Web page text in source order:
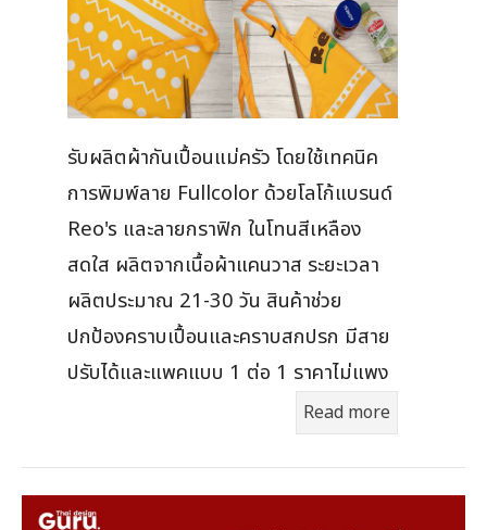
รับผลิตผ้ากันเปื้อนแม่ครัว โดยใช้เทคนิค
การพิมพ์ลาย Fullcolor ด้วยโลโก้แบรนด์
Reo's และลายกราฟิก ในโทนสีเหลือง
สดใส ผลิตจากเนื้อผ้าแคนวาส ระยะเวลา
ผลิตประมาณ 21-30 วัน สินค้าช่วย
ปกป้องคราบเปื้อนและคราบสกปรก มีสาย
ปรับได้และแพคแบบ 1 ต่อ 1 ราคาไม่แพง
Read more